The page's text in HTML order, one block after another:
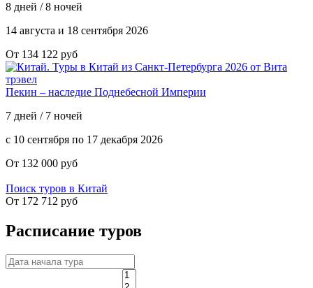
8 дней / 8 ночей
14 августа и 18 сентября 2026
От 134 122 руб
Пекин – наследие Поднебесной Империи
7 дней / 7 ночей
с 10 сентября по 17 декабря 2026
От 132 000 руб
Поиск туров в Китай
От 172 712 руб
Расписание туров